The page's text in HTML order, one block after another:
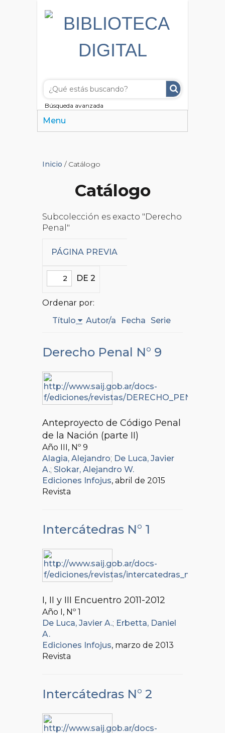
Búsqueda avanzada
Menu
Inicio / Catálogo
Catálogo
Subcolección es exacto "Derecho
Penal"
PÁGINA PREVIA
DE 2
Ordenar por:
Título
Autor/a Fecha Serie
Derecho Penal N° 9
Anteproyecto de Código Penal
de la Nación (parte II)
Año III, Nº 9
Alagia, Alejandro; De Luca, Javier
A.; Slokar, Alejandro W.
Ediciones Infojus, abril de 2015
Revista
Intercátedras N° 1
I, II y III Encuentro 2011-2012
Año I, Nº 1
De Luca, Javier A.; Erbetta, Daniel
A.
Ediciones Infojus, marzo de 2013
Revista
Intercátedras N° 2